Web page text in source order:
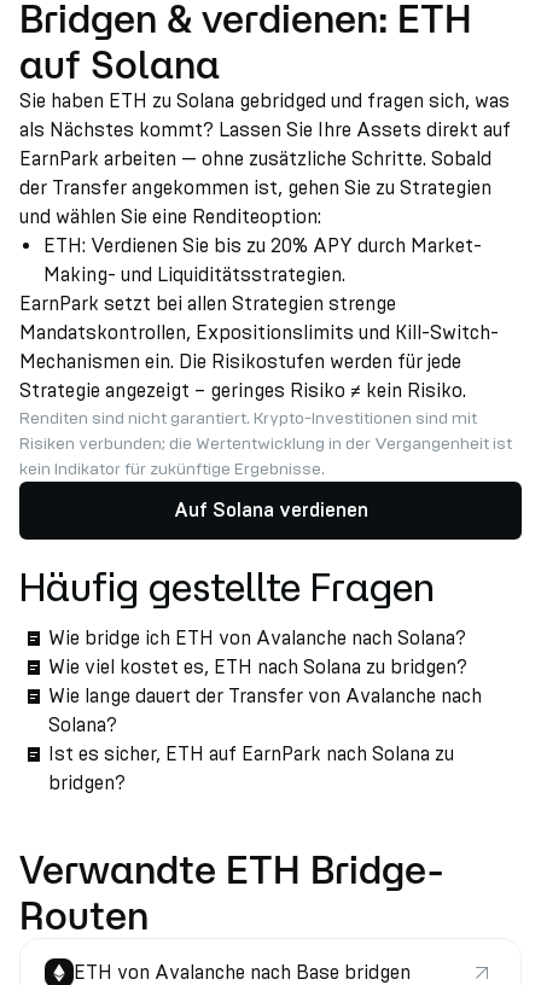
Bridgen & verdienen: ETH
auf Solana
Sie haben ETH zu Solana gebridged und fragen sich, was
als Nächstes kommt? Lassen Sie Ihre Assets direkt auf
EarnPark arbeiten — ohne zusätzliche Schritte. Sobald
der Transfer angekommen ist, gehen Sie zu Strategien
und wählen Sie eine Renditeoption:
ETH: Verdienen Sie bis zu 20% APY durch Market-
Making- und Liquiditätsstrategien.
EarnPark setzt bei allen Strategien strenge
Mandatskontrollen, Expositionslimits und Kill-Switch-
Mechanismen ein. Die Risikostufen werden für jede
Strategie angezeigt – geringes Risiko ≠ kein Risiko.
Renditen sind nicht garantiert. Krypto-Investitionen sind mit
Risiken verbunden; die Wertentwicklung in der Vergangenheit ist
kein Indikator für zukünftige Ergebnisse.
Auf Solana verdienen
Häufig gestellte Fragen
Wie bridge ich ETH von Avalanche nach Solana?
Wie viel kostet es, ETH nach Solana zu bridgen?
Wie lange dauert der Transfer von Avalanche nach
Solana?
Ist es sicher, ETH auf EarnPark nach Solana zu
bridgen?
Verwandte ETH Bridge-
Routen
ETH von Avalanche nach Base bridgen